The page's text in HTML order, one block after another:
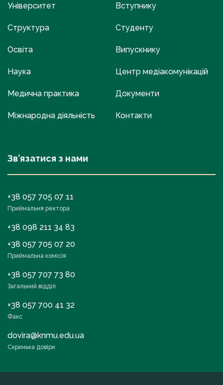
Університет
Структура
Освіта
Наука
Медична практика
Міжнародна діяльність
Вступнику
Студенту
Випускнику
Центр медіакомунікацій
Документи
Контакти
Зв’язатися з нами
+38 057 705 07 11
Приймальня ректора
+38 098 211 34 83
+38 057 705 07 20
Приймальна комісія
+38 057 707 73 80
Загальний відділ
+38 057 700 41 32
Факс
dovira@knmu.edu.ua
Скринька довіри